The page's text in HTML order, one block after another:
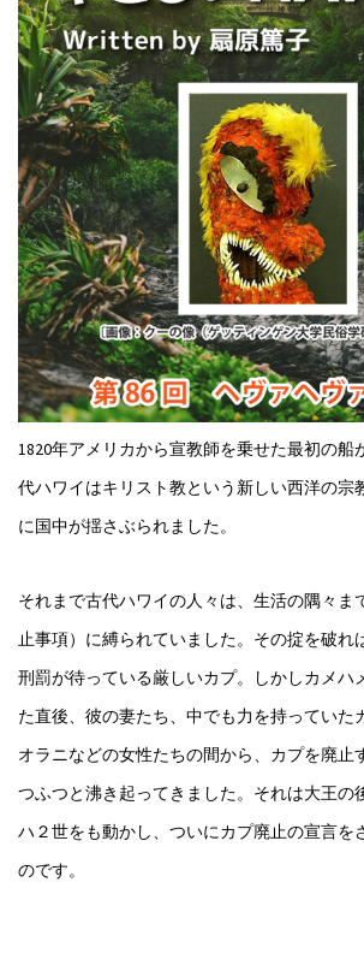
1820年アメリカから宣教師を乗せた最初の船
代ハワイはキリスト教という新しい西洋の宗
に国中が揺さぶられました。
それまで古代ハワイの人々は、生活の隅々ま
止事項）に縛られていました。その掟を破れ
刑罰が待っている厳しいカプ。しかしカメハ
た直後、彼の妻たち、中でも力を持っていた
オラニなどの女性たちの間から、カプを廃止
つふつと沸き起ってきました。それは大王の
ハ２世をも動かし、ついにカプ廃止の宣言を
のです。